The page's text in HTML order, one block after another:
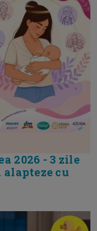
2026 - 3 zile
alapteze cu